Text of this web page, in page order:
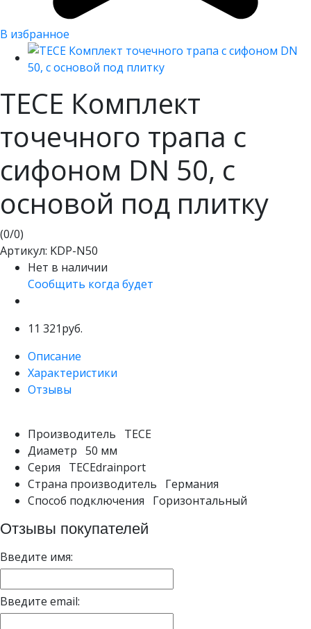
В избранное
TECE Комплект
точечного трапа с
сифоном DN 50, с
основой под плитку
(0/0)
Артикул: KDP-N50
Нет в наличии
Сообщить когда будет
11 321руб.
Описание
Характеристики
Отзывы
Производитель
TECE
Диаметр 50 мм
Серия
TECEdrainport
Страна производитель
Германия
Способ подключения
Горизонтальный
Отзывы покупателей
Введите имя:
Введите email: